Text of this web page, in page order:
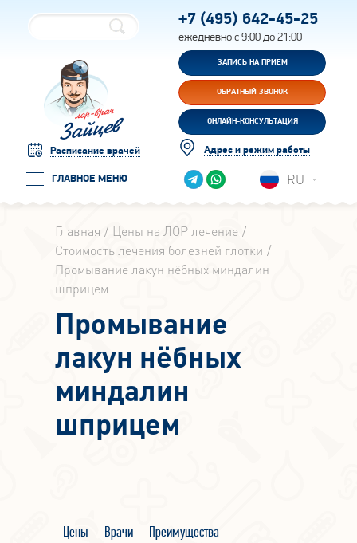
Расписание врачей
ГЛАВНОЕ МЕНЮ
+7 (495) 642-45-25
ежедневно с 9:00 до 21:00
ЗАПИСЬ НА ПРИЕМ
ОБРАТНЫЙ ЗВОНОК
ОНЛАЙН-КОНСУЛЬТАЦИЯ
Адрес и режим работы
RU
Главная
Цены на ЛОР лечение
Стоимость лечения болезней глотки
Промывание лакун нёбных миндалин
шприцем
Промывание
лакун нёбных
миндалин
шприцем
Цены Врачи Преимущества